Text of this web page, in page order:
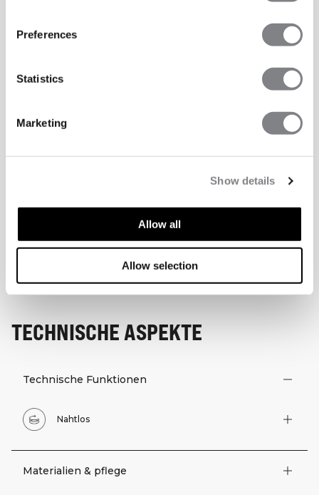
Preferences
Statistics
Marketing
Show details
Allow all
Allow selection
TECHNISCHE ASPEKTE
Technische Funktionen
Nahtlos
Materialien & pflege